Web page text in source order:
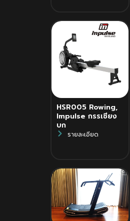
HSR005 Rowing,
Impulse กรรเชียง
บก
รายละเอียด